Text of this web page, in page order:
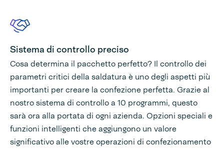
Sistema di controllo preciso
Cosa determina il pacchetto perfetto? Il controllo dei
parametri critici della saldatura è uno degli aspetti più
importanti per creare la confezione perfetta. Grazie al
nostro sistema di controllo a 10 programmi, questo
sarà ora alla portata di ogni azienda. Opzioni speciali e
funzioni intelligenti che aggiungono un valore
significativo alle vostre operazioni di confezionamento